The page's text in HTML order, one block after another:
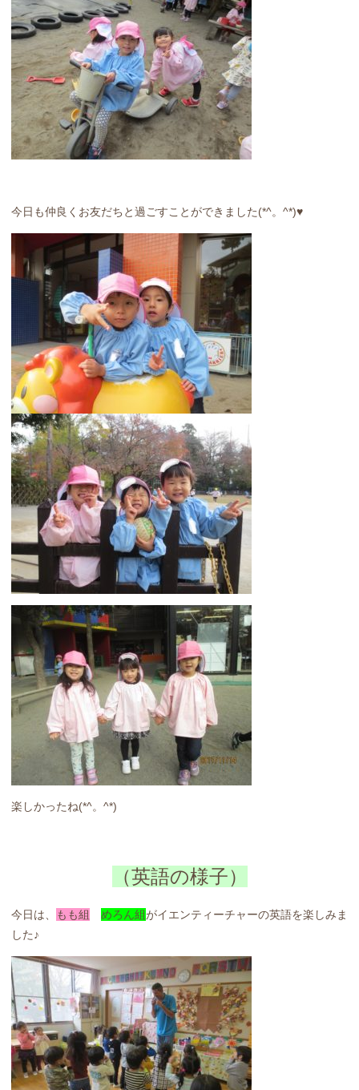
今日も仲良くお友だちと過ごすことができました(*^。^*)♥
楽しかったね(*^。^*)
（英語の様子）
今日は、 もも組 めろん組がイエンティーチャーの英語を楽しみま
した♪